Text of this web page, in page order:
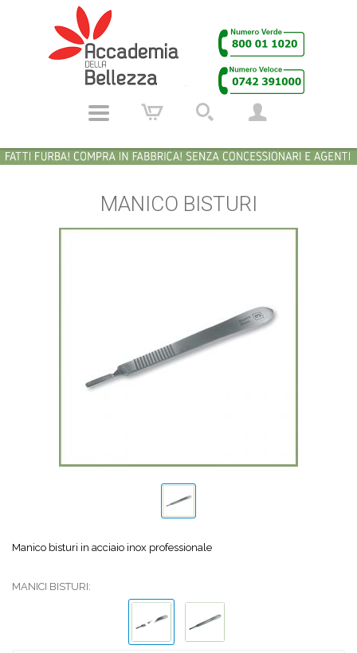
MANICO BISTURI
Manico bisturi in acciaio inox professionale
MANICI BISTURI: